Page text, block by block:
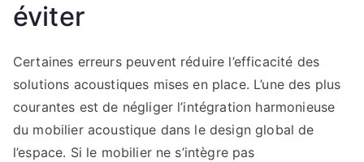
éviter
Certaines erreurs peuvent réduire l’efficacité des
solutions acoustiques mises en place. L’une des plus
courantes est de négliger l’intégration harmonieuse
du mobilier acoustique dans le design global de
l’espace. Si le mobilier ne s’intègre pas